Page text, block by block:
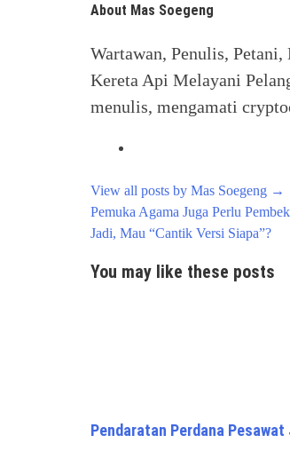
About Mas Soegeng
Wartawan, Penulis,
Kereta Api Melayani
menulis, mengamati
View all posts by Mas Soegeng →
Post
navigation
Pemuka Agama Juga Perlu
Jadi, Mau “Cantik Versi Siapa”?
You may like these posts
Pendaratan Perdana